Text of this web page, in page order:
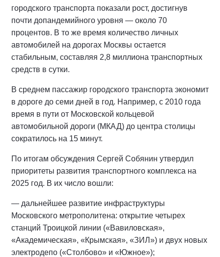
городского транспорта показали рост, достигнув
почти допандемийного уровня — около 70
процентов. В то же время количество личных
автомобилей на дорогах Москвы остается
стабильным, составляя 2,8 миллиона транспортных
средств в сутки.
В среднем пассажир городского транспорта экономит
в дороге до семи дней в год. Например, с 2010 года
время в пути от Московской кольцевой
автомобильной дороги (МКАД) до центра столицы
сократилось на 15 минут.
По итогам обсуждения Сергей Собянин утвердил
приоритеты развития транспортного комплекса на
2025 год. В их число вошли:
— дальнейшее развитие инфраструктуры
Московского метрополитена: открытие четырех
станций Троицкой линии («Вавиловская»,
«Академическая», «Крымская», «ЗИЛ») и двух новых
электродепо («Столбово» и «Южное»);